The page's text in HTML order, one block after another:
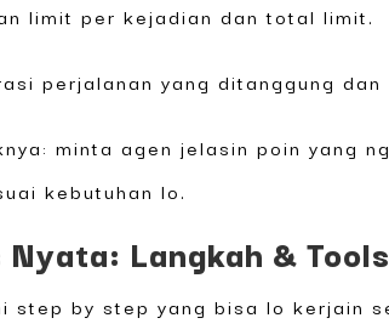
limit per kejadian dan total limit.
perjalanan yang ditanggung dan
minta agen jelasin poin yang
kebutuhan lo.
Langkah &
step by step yang bisa lo kerjain